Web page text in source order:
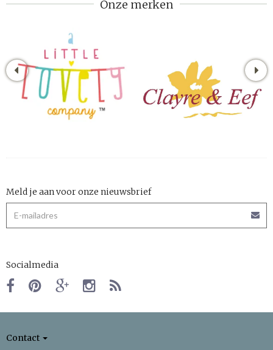
Onze merken
Meld je aan voor onze nieuwsbrief
Socialmedia
Contact